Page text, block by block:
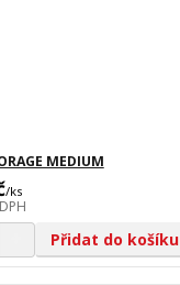
MEDIUM
/ks
Přidat do košíku